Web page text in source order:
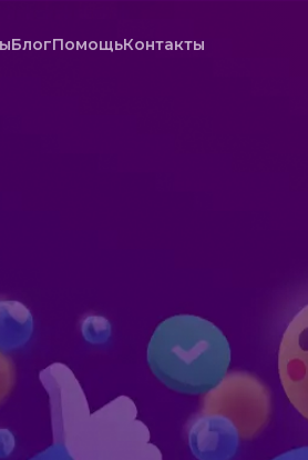
БлогПомощьКонтакты